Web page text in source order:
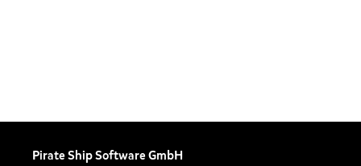
Pirate Ship Software GmbH